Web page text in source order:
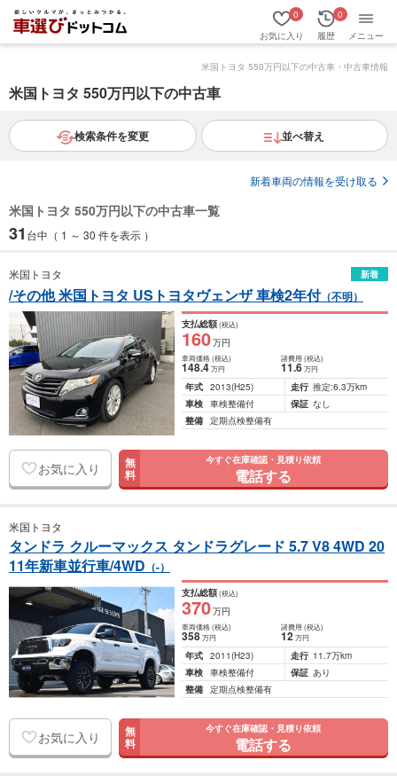
お気に入り
0
履歴
0
メニュー
米国トヨタ 550万円以下の中古車・中古車情報
米国トヨタ 550万円以下の中古車
検索条件を変更 並べ替え
新着車両の情報を受け取る
米国トヨタ 550万円以下の中古車一覧
31 台中（ 1 ～ 30 件を表示 ）
米国トヨタ 新着
/その他 米国トヨタ USトヨタヴェンザ 車検2年付（不明）
支払総額(税込)
160万円
車両価格(税込)
148.4万円
諸費用 (税込)
11.6 万円
年式 2013(H25) 走行 推定:6.3万km
車検 車検整備付 保証 なし
整備 定期点検整備有
お気に入り 無
料
今すぐ在庫確認・見積り依頼
電話する
米国トヨタ
タンドラ クルーマックス タンドラグレード 5.7 V8 4WD 20
11年新車並行車/4WD （-）
支払総額(税込)
370万円
車両価格(税込)
358万円
諸費用 (税込)
12 万円
年式 2011(H23) 走行 11.7万km
車検 車検整備付 保証 あり
整備 定期点検整備有
お気に入り 無
料
今すぐ在庫確認・見積り依頼
電話する